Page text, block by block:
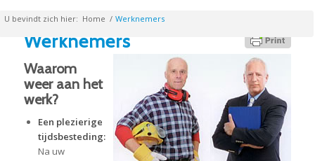
U bevindt zich hier: Home / Werknemers
Werknemers
Waarom
weer aan het
werk?
Een plezierige
tijdsbesteding:
Na uw